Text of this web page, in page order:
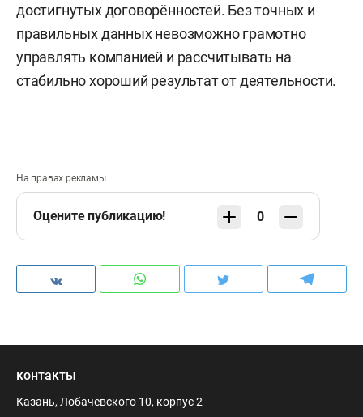
достигнутых договорённостей. Без точных и
правильных данных невозможно грамотно
управлять компанией и рассчитывать на
стабильно хороший результат от деятельности.
На правах рекламы
Оцените публикацию! 0
контакты
Казань, Лобачевского 10, корпус 2